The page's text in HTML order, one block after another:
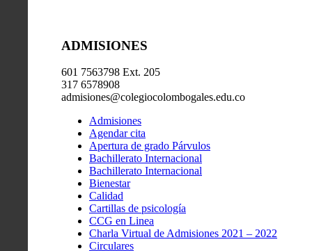
ADMISIONES
601 7563798 Ext. 205
317 6578908
admisiones@colegiocolombogales.edu.co
Admisiones
Agendar cita
Apertura de grado Párvulos
Bachillerato Internacional
Bachillerato Internacional
Bienestar
Calidad
Cartillas de psicología
CCG en Linea
Charla Virtual de Admisiones 2021 – 2022
Circulares